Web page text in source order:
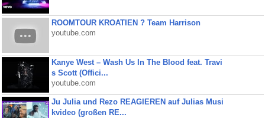
ROOMTOUR KROATIEN ? Team Harrison
youtube.com
Kanye West – Wash Us In The Blood feat. Travi
s Scott (Offici...
youtube.com
Ju Julia und Rezo REAGIEREN auf Julias Musi
kvideo (großen RE...